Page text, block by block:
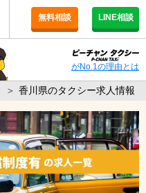
無料相談 LINE相談
がNo.1の理由とは
＞ 香川県のタクシー求人情報